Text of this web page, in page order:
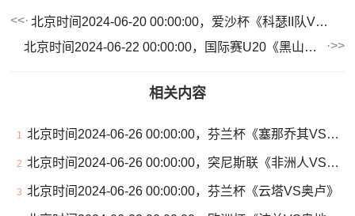
北京时间2024-06-20 00:00:00，爱沙杯《科瑟II队VS哈留足球学院》
北京时间2024-06-22 00:00:00，国际赛U20《黑山U20VS北马其顿U20》
相关内容
1 北京时间2024-06-26 00:00:00，芬兰杯《塞那乔其VSVPS瓦萨》
2 北京时间2024-06-26 00:00:00，突尼斯联《非洲人VSUS莫纳斯提尔》
3 北京时间2024-06-26 00:00:00，芬兰杯《云塔VS奥卢》